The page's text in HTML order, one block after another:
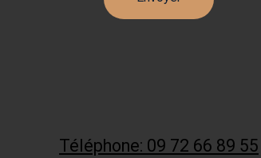
Téléphone: 09 72 66 89 55